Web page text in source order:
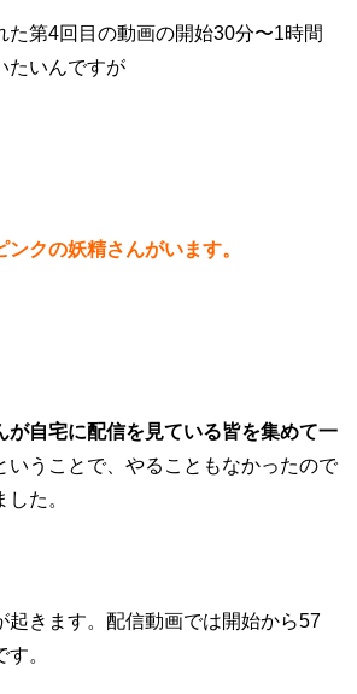
た第4回目の動画の開始30分〜1時間
たいんですが
クの妖精さんがいます。
が自宅に配信を見ている皆を集めて一
いうことで、やることもなかったので
た。
起きます。配信動画では開始から57
。